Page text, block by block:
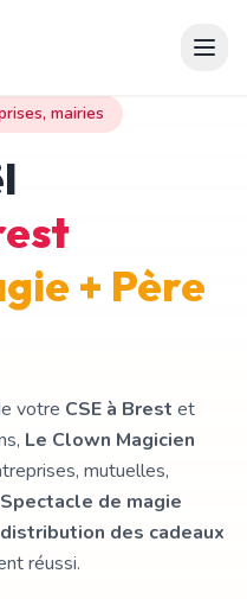
mairies
+ Père
votre CSE à Brest et
Le Clown Magicien
mutuelles,
Spectacle de magie
des cadeaux
réussi.